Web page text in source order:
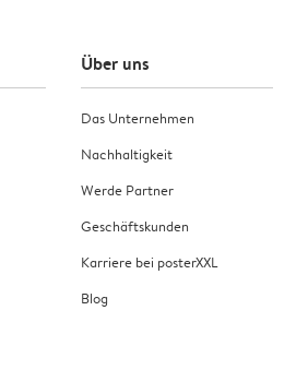
Über uns
Das Unternehmen
Nachhaltigkeit
Werde Partner
Geschäftskunden
Karriere bei posterXXL
Blog